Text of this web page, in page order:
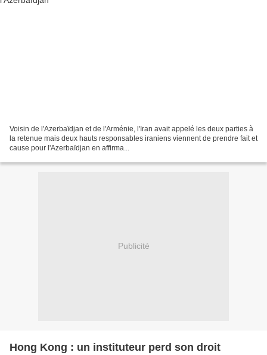
Voisin de l'Azerbaïdjan et de l'Arménie, l'Iran avait appelé les deux parties à
la retenue mais deux hauts responsables iraniens viennent de prendre fait et
cause pour l'Azerbaïdjan en affirma...
Publicité
Hong Kong : un instituteur perd son droit